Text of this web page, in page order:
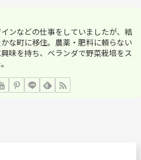
ンなどの仕事をしていましたが、結
な町に移住。農薬・肥料に頼らない
興味を持ち、ベランダで野菜栽培をス